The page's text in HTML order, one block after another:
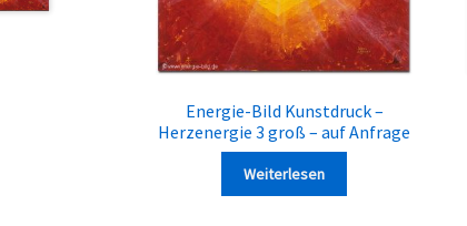
Energie-Bild Kunstdruck –
Herzenergie 3 groß – auf Anfrage
Weiterlesen